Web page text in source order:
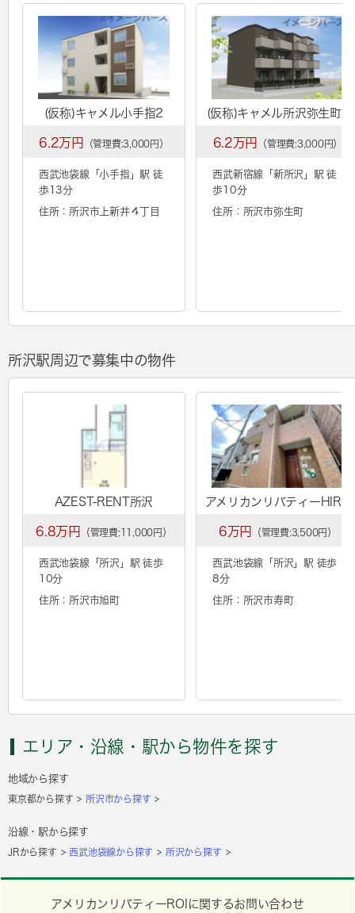
(仮称)キャメル小手指2
6.2万円 （管理費:3,000円）
西武池袋線「小手指 」駅 徒
歩13分
住所：所沢市上新井４丁目
(仮称)キャメル所沢弥生町2
6.2万円 （管理費:3,000円）
西武新宿線「 新所沢 」駅 徒
歩10分
住所：所沢市弥生町
所沢駅周辺で募集中の物件
AZEST-RENT所沢
6.8万円 （管理費:11,000円）
西武池袋線「 所沢 」駅 徒歩
10分
住所：所沢市旭町
アメリカンリバティーHIRO
6万円 （管理費:3,500円）
西武池袋線「 所沢 」駅 徒歩
8分
住所：所沢市寿町
エリア・沿線・駅から物件を探す
地域から探す
東京都から探す 所沢市から探す
沿線・駅から探す
JRから探す 西武池袋線から探す 所沢から探す
アメリカンリバティーROIに関するお問い合わせ